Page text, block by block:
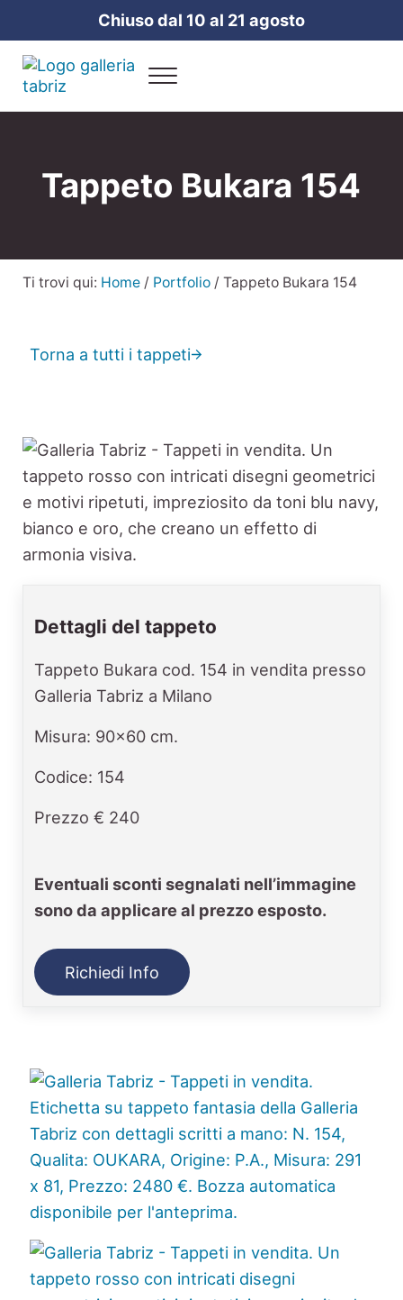
Passa al contenuto principale
Skip to header right navigation
Skip to site footerChiuso dal 10 al 21 agosto
Galleria Tabriz
Menu
Tappeto Bukara 154
Ti trovi qui: Home / Portfolio /Tappeto Bukara 154
Torna a tutti i tappeti
Dettagli del tappeto
Tappeto Bukara cod. 154 in vendita presso
Galleria Tabriz a Milano
Misura: 90x60 cm.
Codice: 154
Prezzo € 240
Eventuali sconti segnalati nell’immagine
sono da applicare al prezzo esposto.
Richiedi Info